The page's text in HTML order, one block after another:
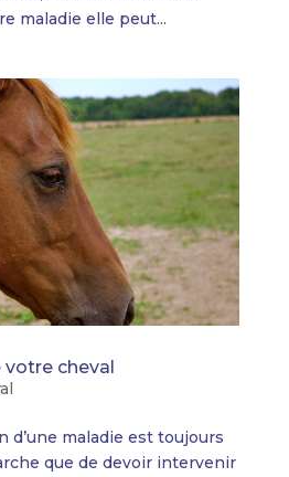
maladie elle peut...
votre cheval
d’une maladie est toujours
que de devoir intervenir